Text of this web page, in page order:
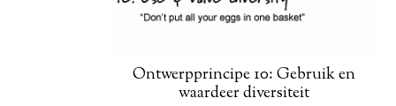
Ontwerpprincipe 10: Gebruik en
waardeer diversiteit